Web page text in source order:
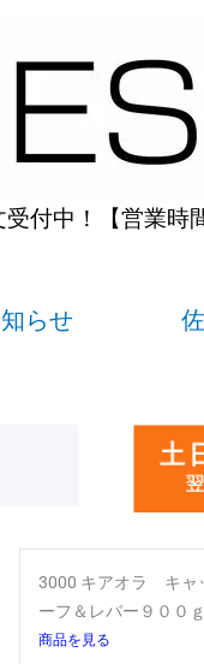
受付中！【営業時
らせ
3000 キアオラ キ
ーフ＆レバー９００ｇ
商品を見る